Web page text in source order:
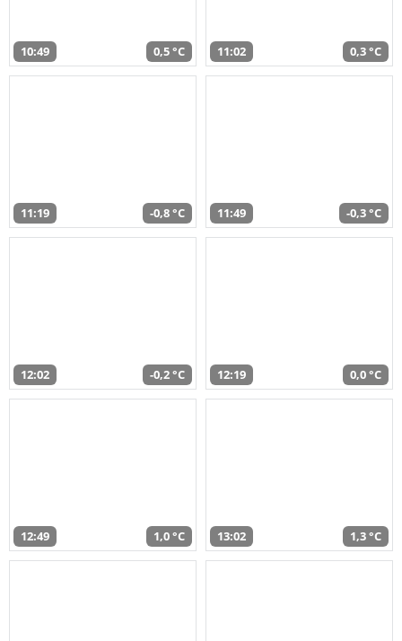
10:49 0,5 °C 11:02 0,3 °C
11:19 -0,8 °C 11:49 -0,3 °C
12:02 -0,2 °C 12:19 0,0 °C
12:49 1,0 °C 13:02 1,3 °C